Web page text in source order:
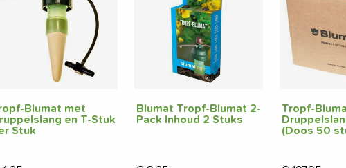
Blumat met
en T-Stuk
Stuk
Blumat Tropf-Blumat 2-
Pack Inhoud 2 Stuks
Tropf-
(Doos 50